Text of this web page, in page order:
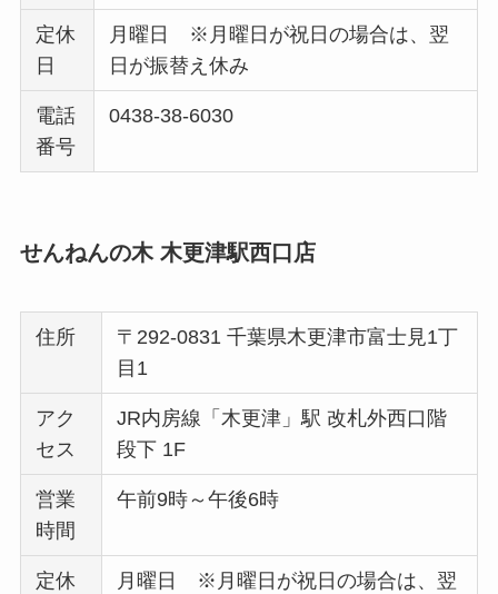
定休
日
月曜日 ※月曜日が祝日の場合は、翌
日が振替え休み
電話
番号
0438-38-6030
せんねんの木 木更津駅西口店
住所
〒292-0831 千葉県木更津市富士見1丁
目1
アク
セス
JR内房線「木更津」駅 改札外西口階
段下 1F
営業
時間
午前9時～午後6時
定休
月曜日 ※月曜日が祝日の場合は、翌